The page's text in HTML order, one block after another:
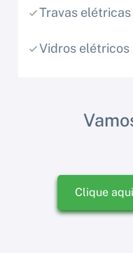
Travas elétricas
Vidros elétricos
Clique